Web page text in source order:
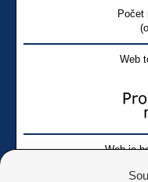
Počet
Web
Web je